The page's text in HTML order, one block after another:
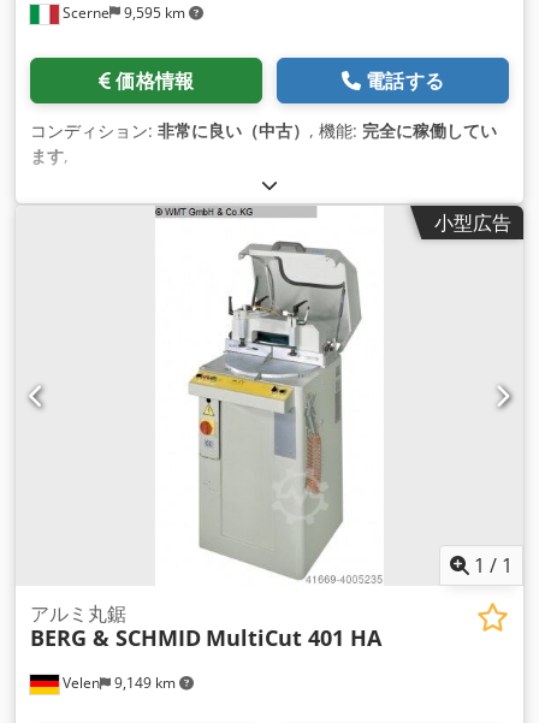
Scerne 9,595 km
価格情報 電話する
コンディション: 非常に良い（中古） , 機能: 完全に稼働してい
ます,
小型広告
1 / 1
Velen 9,149 km
アルミ丸鋸
BERG & SCHMID MultiCut 401 HA